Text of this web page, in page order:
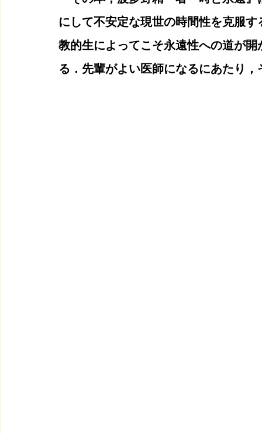
にして不安定な現世の時間性を克服
教的生によってこそ永遠性への道が
る．先輩がよい医師になるにあたり